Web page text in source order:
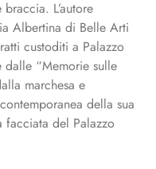
L’autore
Albertina di Belle Arti
custoditi a Palazzo
“Memorie sulle
marchesa e
della sua
del Palazzo